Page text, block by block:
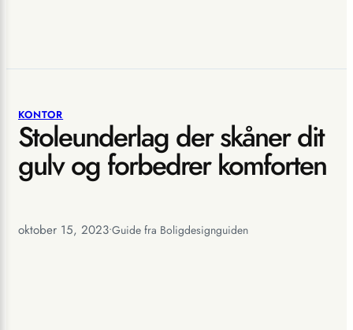
KONTOR
Stoleunderlag der skåner dit
gulv og forbedrer komforten
oktober 15, 2023•Guide fra Boligdesignguiden